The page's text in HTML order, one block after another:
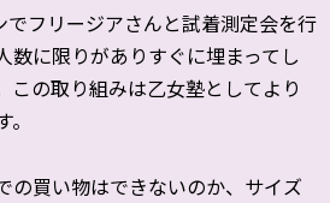
フリージアさんと試着測定会を行
数に限りがありすぐに埋まってし
この取り組みは乙女塾としてより
の買い物はできないのか、サイズ